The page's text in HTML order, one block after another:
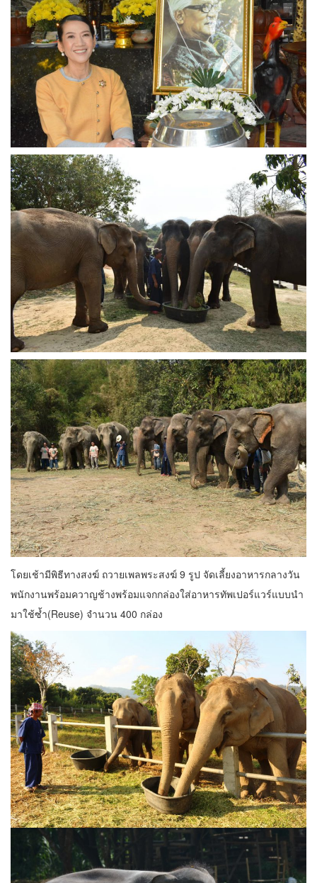
โดยเช้ามีพิธีทางสงฆ์ ถวายเพลพระสงฆ์ 9 รูป จัดเลี้ยงอาหารกลางวัน
พนักงานพร้อมควาญช้างพร้อมแจกกล่องใส่อาหารทัพเปอร์แวร์แบบนำ
มาใช้ซ้ำ(Reuse) จำนวน 400 กล่อง